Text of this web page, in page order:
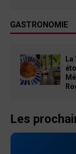
GASTRONOMIE
Les